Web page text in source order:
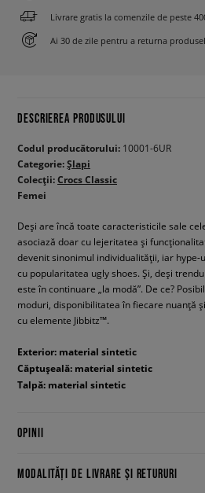
Livrare gratis la comenzile de peste
Ai 30 de zile pentru a returna
DESCRIEREA PRODUSULUI
Codul producătorului: 10001-6UR
Categorie:Șlapi
Colecții:Crocs Classic
Femei
Deși are încă toate caracteristicile sale
asociază doar cu lejeritatea și
devenit sinonimul individualității, iar hype-
cu popularitatea ugly shoes. Și, deși
este în continuare „la modă”. De ce?
moduri, disponibilitatea în fiecare nuanță
cu elemente Jibbitz™.
Exterior: material sintetic
Căptușeală: material sintetic
Talpă: material sintetic
OPINII
MODALITĂȚI DE LIVRARE ȘI RETURURI